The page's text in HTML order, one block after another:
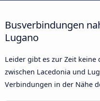
Busverbindungen
Lugano
Leider gibt es zur Zeit
zwischen Lacedonia und
Verbindungen in der Nähe